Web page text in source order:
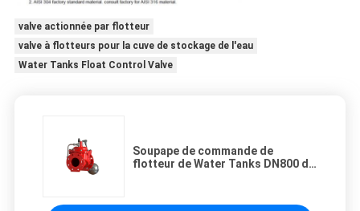
valve actionnée par flotteur
valve à flotteurs pour la cuve de stockage de l'eau
Water Tanks Float Control Valve
Soupape de commande de
flotteur de Water Tanks DN800 du